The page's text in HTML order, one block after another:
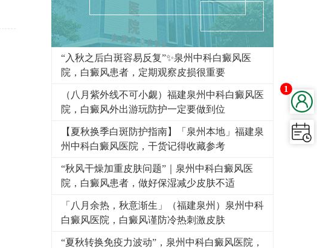
1
“入秋之后白斑容易反复”✨泉州中科白癜风医
院，白癜风患者，定期观察皮损很重要
（八月紫外线不可小觑）福建泉州中科白癜风医
院，白癜风外出游玩防护一定要做到位
【夏秋换季白斑防护指南】「泉州本地」福建泉
州中科白癜风医院，干货记得收藏参考
“秋风干燥加重皮肤问题”｜泉州中科白癜风医
院，白癜风患者，做好保湿减少皮肤不适
「八月余热，秋意渐生」（福建泉州）泉州中科
白癜风医院，白癜风谨防冷热刺激皮肤
“夏秋转换免疫力波动”，泉州中科白癜风医院，